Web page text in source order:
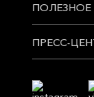
ПОЛЕЗНОЕ
ПРЕСС-